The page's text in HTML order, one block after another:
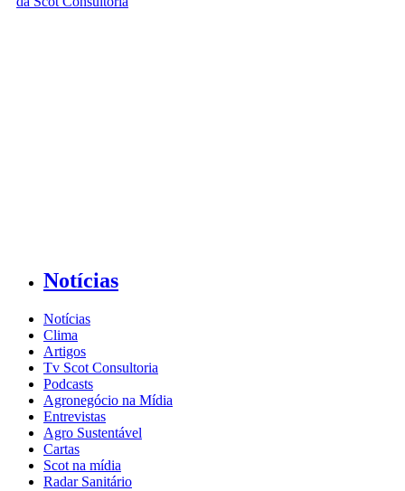
Notícias
Notícias
Clima
Artigos
Tv Scot Consultoria
Podcasts
Agronegócio na Mídia
Entrevistas
Agro Sustentável
Cartas
Scot na mídia
Radar Sanitário